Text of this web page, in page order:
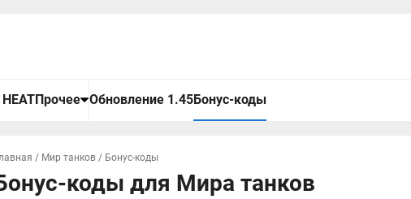
Прочее Обновление 1.45Бонус-коды
/ Мир танков / Бонус-коды
коды для Мира танков